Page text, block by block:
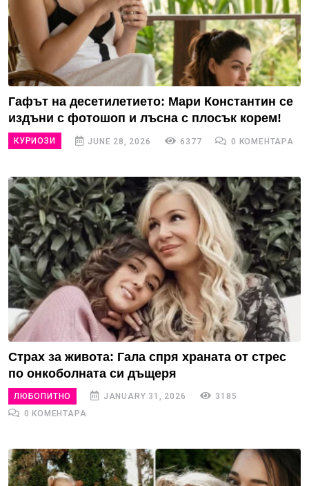
Гафът на десетилетието: Мари Константин се
издъни с фотошоп и лъсна с плосък корем!
КУРИОЗИ JUNE 28, 2026 6377 0 КОМЕНТАРА
Страх за живота: Гала спря храната от стрес
по онкоболната си дъщеря
ЛЮБОПИТНО JANUARY 31, 2026
3185
0 КОМЕНТАРА